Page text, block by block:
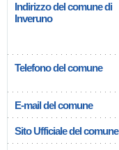
Indirizzo del comune di
Inveruno
Telefono del comune
E-mail del comune
Sito Ufficiale del comune